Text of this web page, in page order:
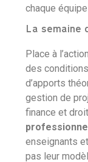
chaque
La semaine
Place à
des
d’apports
gestion de
finance et
enseignants
pas leur